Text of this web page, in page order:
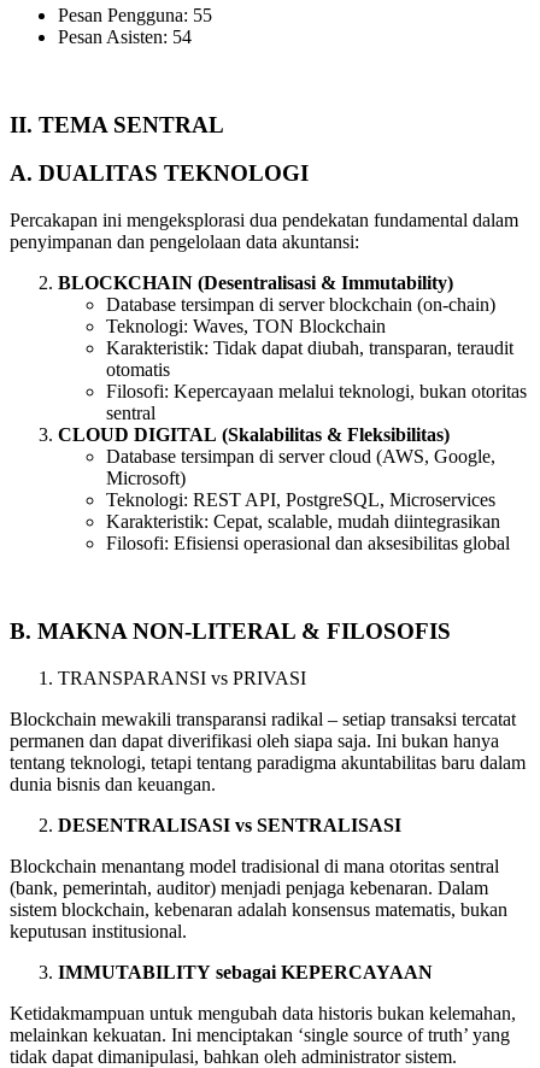
Pesan Pengguna: 55
Pesan Asisten: 54
II. TEMA SENTRAL
A. DUALITAS TEKNOLOGI
Percakapan ini mengeksplorasi dua pendekatan fundamental dalam
penyimpanan dan pengelolaan data akuntansi:
BLOCKCHAIN (Desentralisasi & Immutability)
Database tersimpan di server blockchain (on-chain)
Teknologi: Waves, TON Blockchain
Karakteristik: Tidak dapat diubah, transparan, teraudit
otomatis
Filosofi: Kepercayaan melalui teknologi, bukan otoritas
sentral
CLOUD DIGITAL (Skalabilitas & Fleksibilitas)
Database tersimpan di server cloud (AWS, Google,
Microsoft)
Teknologi: REST API, PostgreSQL, Microservices
Karakteristik: Cepat, scalable, mudah diintegrasikan
Filosofi: Efisiensi operasional dan aksesibilitas global
B. MAKNA NON-LITERAL & FILOSOFIS
TRANSPARANSI vs PRIVASI
Blockchain mewakili transparansi radikal – setiap transaksi tercatat
permanen dan dapat diverifikasi oleh siapa saja. Ini bukan hanya
tentang teknologi, tetapi tentang paradigma akuntabilitas baru dalam
dunia bisnis dan keuangan.
DESENTRALISASI vs SENTRALISASI
Blockchain menantang model tradisional di mana otoritas sentral
(bank, pemerintah, auditor) menjadi penjaga kebenaran. Dalam
sistem blockchain, kebenaran adalah konsensus matematis, bukan
keputusan institusional.
IMMUTABILITY sebagai KEPERCAYAAN
Ketidakmampuan untuk mengubah data historis bukan kelemahan,
melainkan kekuatan. Ini menciptakan ‘single source of truth’ yang
tidak dapat dimanipulasi, bahkan oleh administrator sistem.